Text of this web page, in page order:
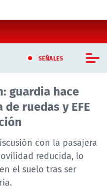
SEÑALES
guardia hace
ruedas y EFE
con la pasajera
reducida, lo
el suelo tras ser